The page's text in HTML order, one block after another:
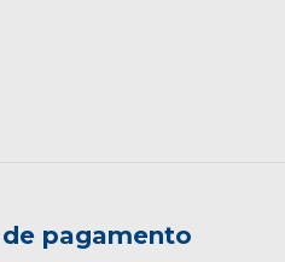
pagamento